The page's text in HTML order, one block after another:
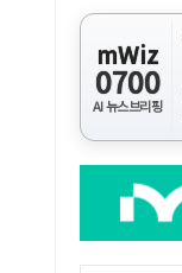
mWiz
0700
AI 뉴스브리핑